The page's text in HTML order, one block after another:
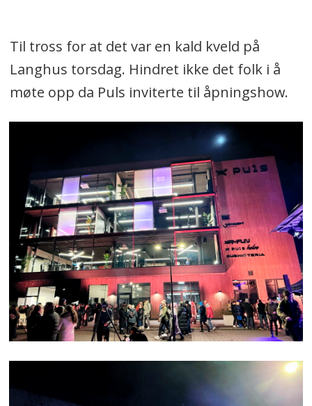
Til tross for at det var en kald kveld på
Langhus torsdag. Hindret ikke det folk i å
møte opp da Puls inviterte til åpningshow.